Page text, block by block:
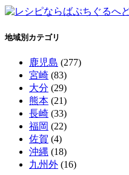
地域別カテゴリ
鹿児島 (277)
宮崎 (83)
大分 (29)
熊本 (21)
長崎 (33)
福岡 (22)
佐賀 (4)
沖縄 (18)
九州外 (16)